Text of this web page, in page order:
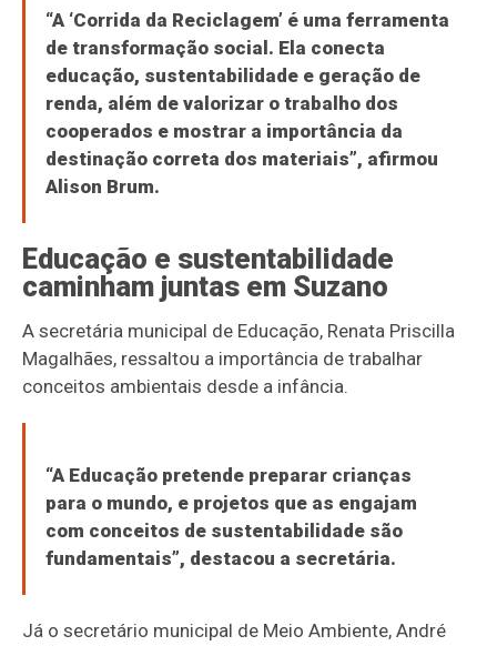
“A ‘Corrida da Reciclagem’ é uma ferramenta
de transformação social. Ela conecta
educação, sustentabilidade e geração de
renda, além de valorizar o trabalho dos
cooperados e mostrar a importância da
destinação correta dos materiais”, afirmou
Alison Brum.
Educação e sustentabilidade
caminham juntas em Suzano
A secretária municipal de Educação, Renata Priscilla
Magalhães, ressaltou a importância de trabalhar
conceitos ambientais desde a infância.
“A Educação pretende preparar crianças
para o mundo, e projetos que as engajam
com conceitos de sustentabilidade são
fundamentais”, destacou a secretária.
Já o secretário municipal de Meio Ambiente, André